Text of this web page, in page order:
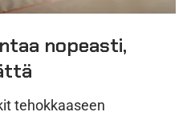
nopeasti,
tehokkaaseen